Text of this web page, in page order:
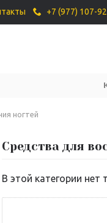
+7 (977) 107-
ногтей
Средства для
В этой категории нет